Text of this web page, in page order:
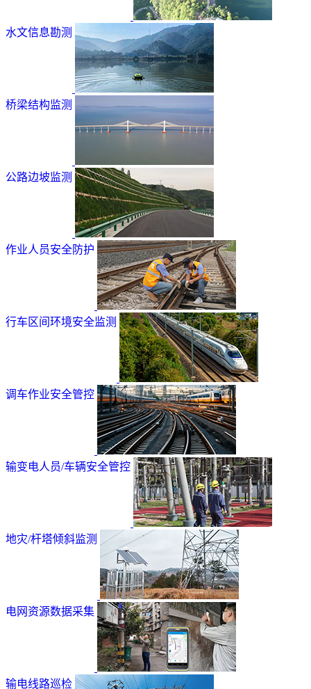
水文信息勘测
桥梁结构监测
公路边坡监测
作业人员安全防护
行车区间环境安全监测
调车作业安全管控
输变电人员/车辆安全管控
地灾/杆塔倾斜监测
电网资源数据采集
输电线路巡检